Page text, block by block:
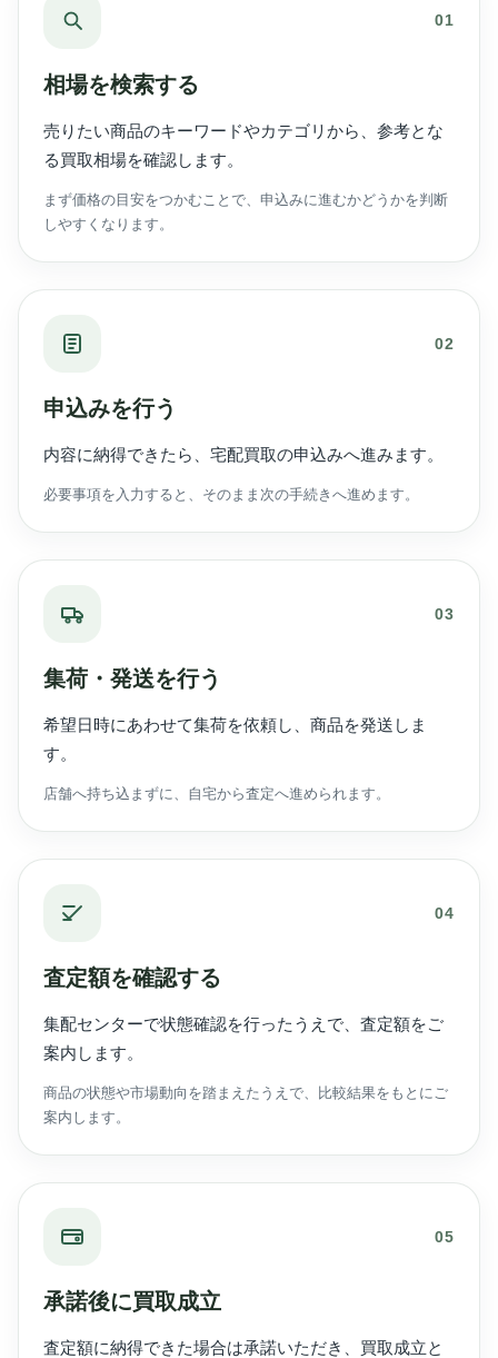
01
相場を検索する
売りたい商品のキーワードやカテゴリから、参考とな
る買取相場を確認します。
まず価格の目安をつかむことで、申込みに進むかどうかを判断
しやすくなります。
02
申込みを行う
内容に納得できたら、宅配買取の申込みへ進みます。
必要事項を入力すると、そのまま次の手続きへ進めます。
03
集荷・発送を行う
希望日時にあわせて集荷を依頼し、商品を発送しま
す。
店舗へ持ち込まずに、自宅から査定へ進められます。
04
査定額を確認する
集配センターで状態確認を行ったうえで、査定額をご
案内します。
商品の状態や市場動向を踏まえたうえで、比較結果をもとにご
案内します。
05
承諾後に買取成立
査定額に納得できた場合は承諾いただき、買取成立と